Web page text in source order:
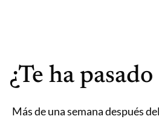
mola...
Y
lo
¿Te ha
Más de una semana después